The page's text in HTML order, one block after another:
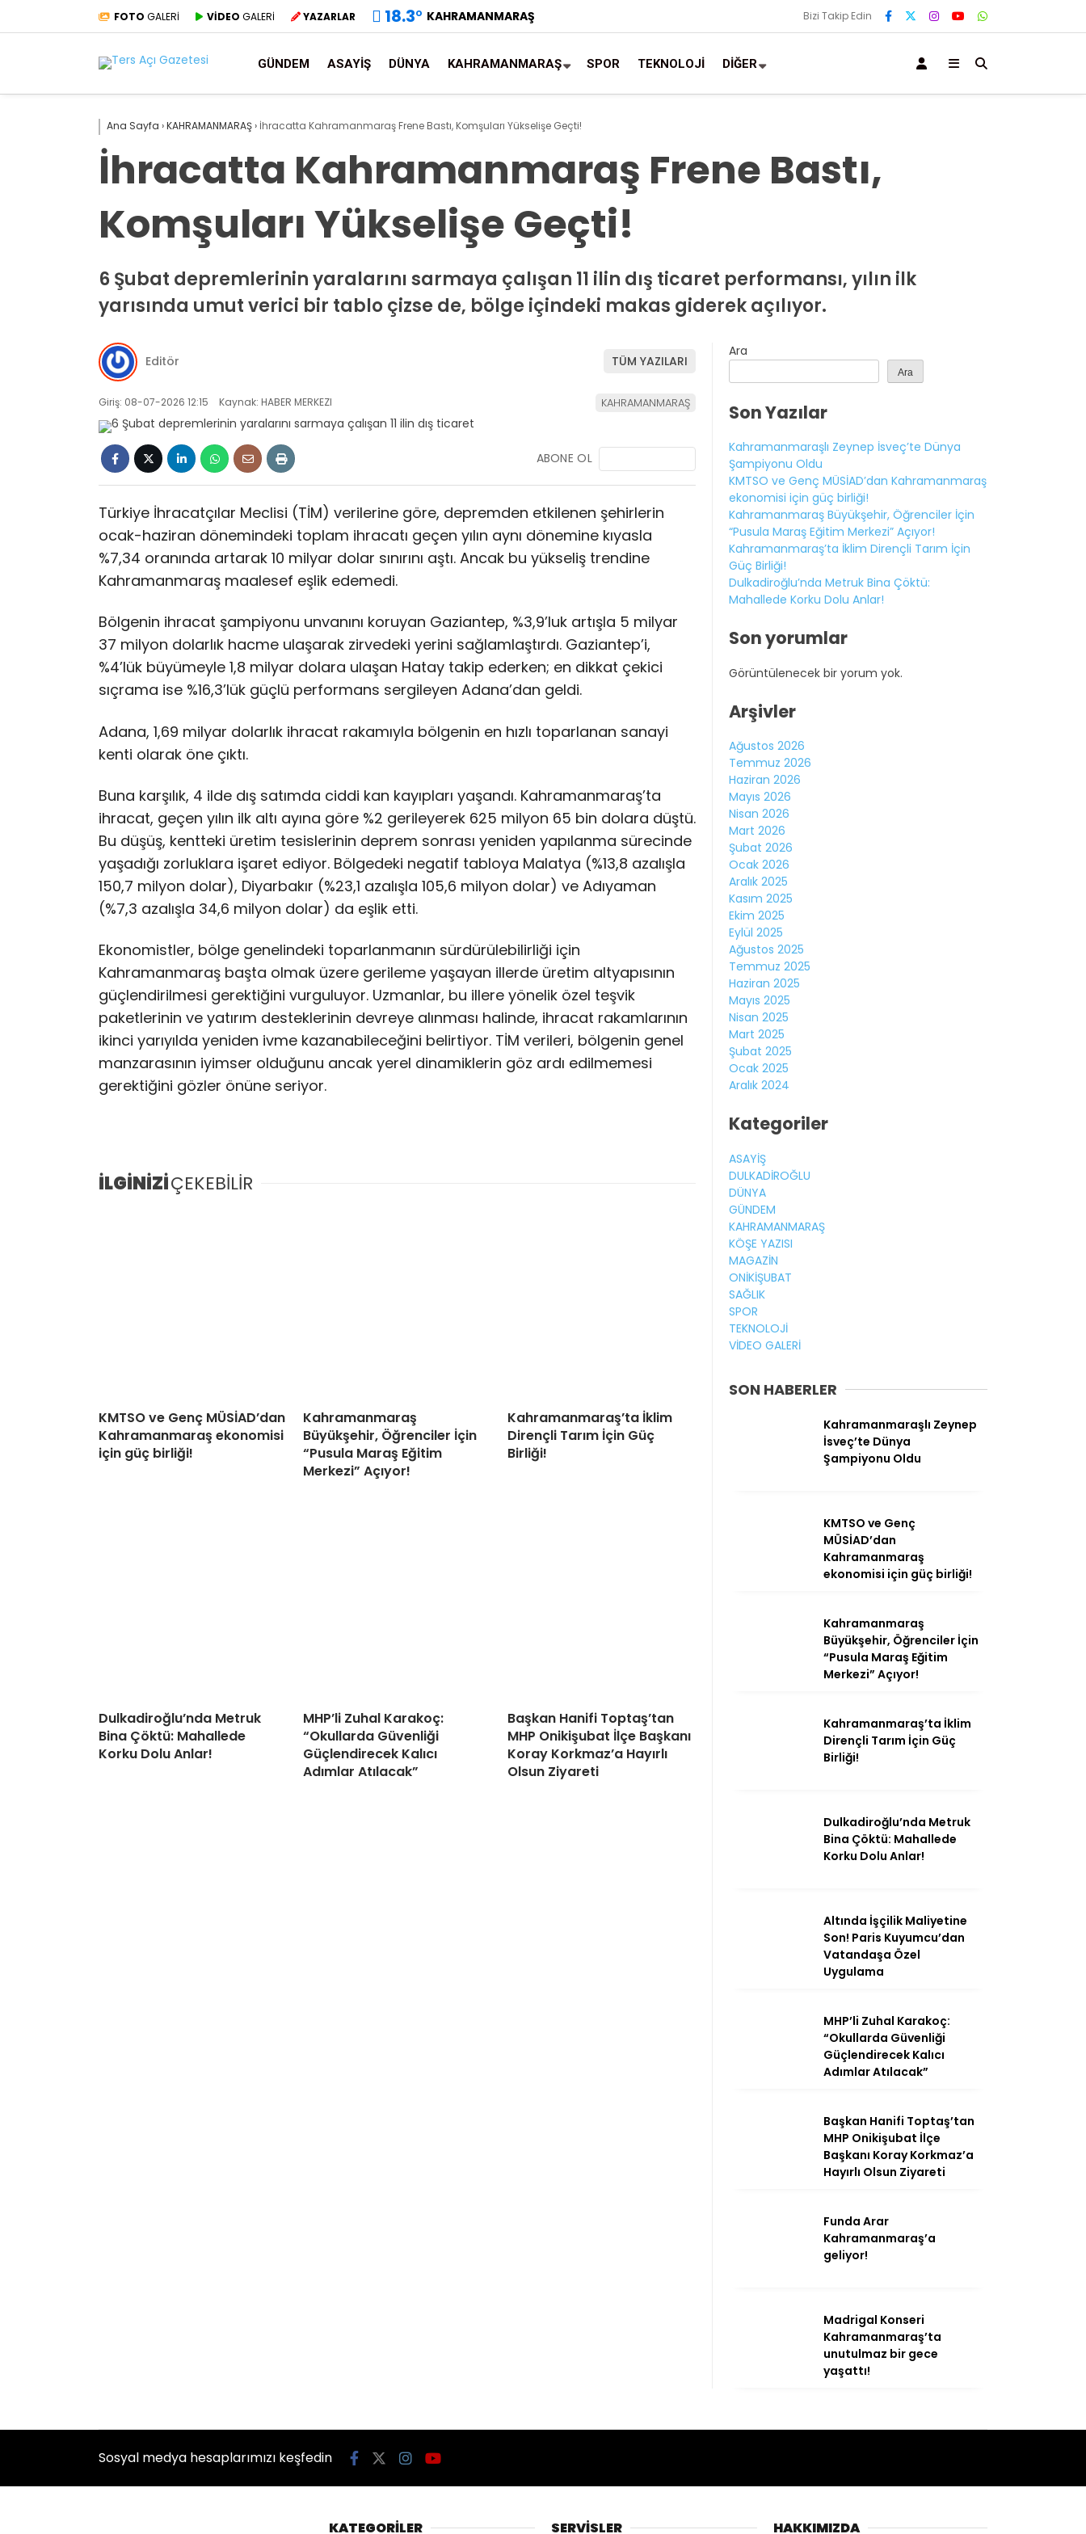
FOTO GALERİ VİDEO GALERİ YAZARLAR 18.3° KAHRAMANMARAŞ Bizi Takip Edin
GÜNDEM ASAYİŞ DÜNYA KAHRAMANMARAŞ SPOR TEKNOLOJİ DİĞER
Ana Sayfa ›KAHRAMANMARAŞ› İhracatta Kahramanmaraş Frene Bastı, Komşuları Yükselişe Geçti!
İhracatta Kahramanmaraş Frene Bastı,
Komşuları Yükselişe Geçti!
6 Şubat depremlerinin yaralarını sarmaya çalışan 11 ilin dış ticaret performansı, yılın ilk
yarısında umut verici bir tablo çizse de, bölge içindeki makas giderek açılıyor.
Editör TÜM YAZILARI
Giriş: 08-07-2026 12:15 Kaynak: HABER MERKEZI KAHRAMANMARAŞ
ABONE OL
Türkiye İhracatçılar Meclisi (TİM) verilerine göre, depremden etkilenen şehirlerin
ocak-haziran dönemindeki toplam ihracatı geçen yılın aynı dönemine kıyasla
%7,34 oranında artarak 10 milyar dolar sınırını aştı. Ancak bu yükseliş trendine
Kahramanmaraş maalesef eşlik edemedi.
Bölgenin ihracat şampiyonu unvanını koruyan Gaziantep, %3,9’luk artışla 5 milyar
37 milyon dolarlık hacme ulaşarak zirvedeki yerini sağlamlaştırdı. Gaziantep’i,
%4’lük büyümeyle 1,8 milyar dolara ulaşan Hatay takip ederken; en dikkat çekici
sıçrama ise %16,3’lük güçlü performans sergileyen Adana’dan geldi.
Adana, 1,69 milyar dolarlık ihracat rakamıyla bölgenin en hızlı toparlanan sanayi
kenti olarak öne çıktı.
Buna karşılık, 4 ilde dış satımda ciddi kan kayıpları yaşandı. Kahramanmaraş’ta
ihracat, geçen yılın ilk altı ayına göre %2 gerileyerek 625 milyon 65 bin dolara düştü.
Bu düşüş, kentteki üretim tesislerinin deprem sonrası yeniden yapılanma sürecinde
yaşadığı zorluklara işaret ediyor. Bölgedeki negatif tabloya Malatya (%13,8 azalışla
150,7 milyon dolar), Diyarbakır (%23,1 azalışla 105,6 milyon dolar) ve Adıyaman
(%7,3 azalışla 34,6 milyon dolar) da eşlik etti.
Ekonomistler, bölge genelindeki toparlanmanın sürdürülebilirliği için
Kahramanmaraş başta olmak üzere gerileme yaşayan illerde üretim altyapısının
güçlendirilmesi gerektiğini vurguluyor. Uzmanlar, bu illere yönelik özel teşvik
paketlerinin ve yatırım desteklerinin devreye alınması halinde, ihracat rakamlarının
ikinci yarıyılda yeniden ivme kazanabileceğini belirtiyor. TİM verileri, bölgenin genel
manzarasının iyimser olduğunu ancak yerel dinamiklerin göz ardı edilmemesi
gerektiğini gözler önüne seriyor.
İLGİNİZİÇEKEBİLİR
KMTSO ve Genç MÜSİAD’dan
Kahramanmaraş ekonomisi
için güç birliği!
Kahramanmaraş
Büyükşehir, Öğrenciler İçin
“Pusula Maraş Eğitim
Merkezi” Açıyor!
Kahramanmaraş’ta İklim
Dirençli Tarım İçin Güç
Birliği!
Dulkadiroğlu’nda Metruk
Bina Çöktü: Mahallede
Korku Dolu Anlar!
MHP’li Zuhal Karakoç:
“Okullarda Güvenliği
Güçlendirecek Kalıcı
Adımlar Atılacak”
Başkan Hanifi Toptaş’tan
MHP Onikişubat İlçe Başkanı
Koray Korkmaz’a Hayırlı
Olsun Ziyareti
Ara
Ara
Son Yazılar
Kahramanmaraşlı Zeynep İsveç’te Dünya
Şampiyonu Oldu
KMTSO ve Genç MÜSİAD’dan Kahramanmaraş
ekonomisi için güç birliği!
Kahramanmaraş Büyükşehir, Öğrenciler İçin
“Pusula Maraş Eğitim Merkezi” Açıyor!
Kahramanmaraş’ta İklim Dirençli Tarım İçin
Güç Birliği!
Dulkadiroğlu’nda Metruk Bina Çöktü:
Mahallede Korku Dolu Anlar!
Son yorumlar
Görüntülenecek bir yorum yok.
Arşivler
Ağustos 2026
Temmuz 2026
Haziran 2026
Mayıs 2026
Nisan 2026
Mart 2026
Şubat 2026
Ocak 2026
Aralık 2025
Kasım 2025
Ekim 2025
Eylül 2025
Ağustos 2025
Temmuz 2025
Haziran 2025
Mayıs 2025
Nisan 2025
Mart 2025
Şubat 2025
Ocak 2025
Aralık 2024
Kategoriler
ASAYİŞ
DULKADİROĞLU
DÜNYA
GÜNDEM
KAHRAMANMARAŞ
KÖŞE YAZISI
MAGAZİN
ONİKİŞUBAT
SAĞLIK
SPOR
TEKNOLOJİ
VİDEO GALERİ
SON HABERLER
Kahramanmaraşlı Zeynep
İsveç’te Dünya
Şampiyonu Oldu
KMTSO ve Genç
MÜSİAD’dan
Kahramanmaraş
ekonomisi için güç birliği!
Kahramanmaraş
Büyükşehir, Öğrenciler İçin
“Pusula Maraş Eğitim
Merkezi” Açıyor!
Kahramanmaraş’ta İklim
Dirençli Tarım İçin Güç
Birliği!
Dulkadiroğlu’nda Metruk
Bina Çöktü: Mahallede
Korku Dolu Anlar!
Altında İşçilik Maliyetine
Son! Paris Kuyumcu’dan
Vatandaşa Özel
Uygulama
MHP’li Zuhal Karakoç:
“Okullarda Güvenliği
Güçlendirecek Kalıcı
Adımlar Atılacak”
Başkan Hanifi Toptaş’tan
MHP Onikişubat İlçe
Başkanı Koray Korkmaz’a
Hayırlı Olsun Ziyareti
Funda Arar
Kahramanmaraş’a
geliyor!
Madrigal Konseri
Kahramanmaraş’ta
unutulmaz bir gece
yaşattı!
Sosyal medya hesaplarımızı keşfedin
KATEGORİLER SERVİSLER HAKKIMIZDA